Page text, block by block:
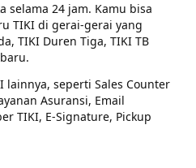
selama 24 jam. Kamu bisa
TIKI di gerai-gerai yang
TIKI Duren Tiga, TIKI TB
lainnya, seperti Sales Counter
Asuransi, Email
TIKI, E-Signature, Pickup